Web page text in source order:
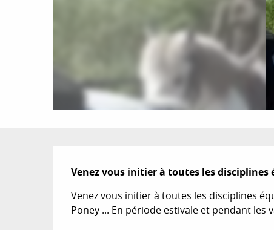
Description
Venez vous initier à toutes les disciplines
Venez vous initier à toutes les disciplines
Poney ... En période estivale et pendant les